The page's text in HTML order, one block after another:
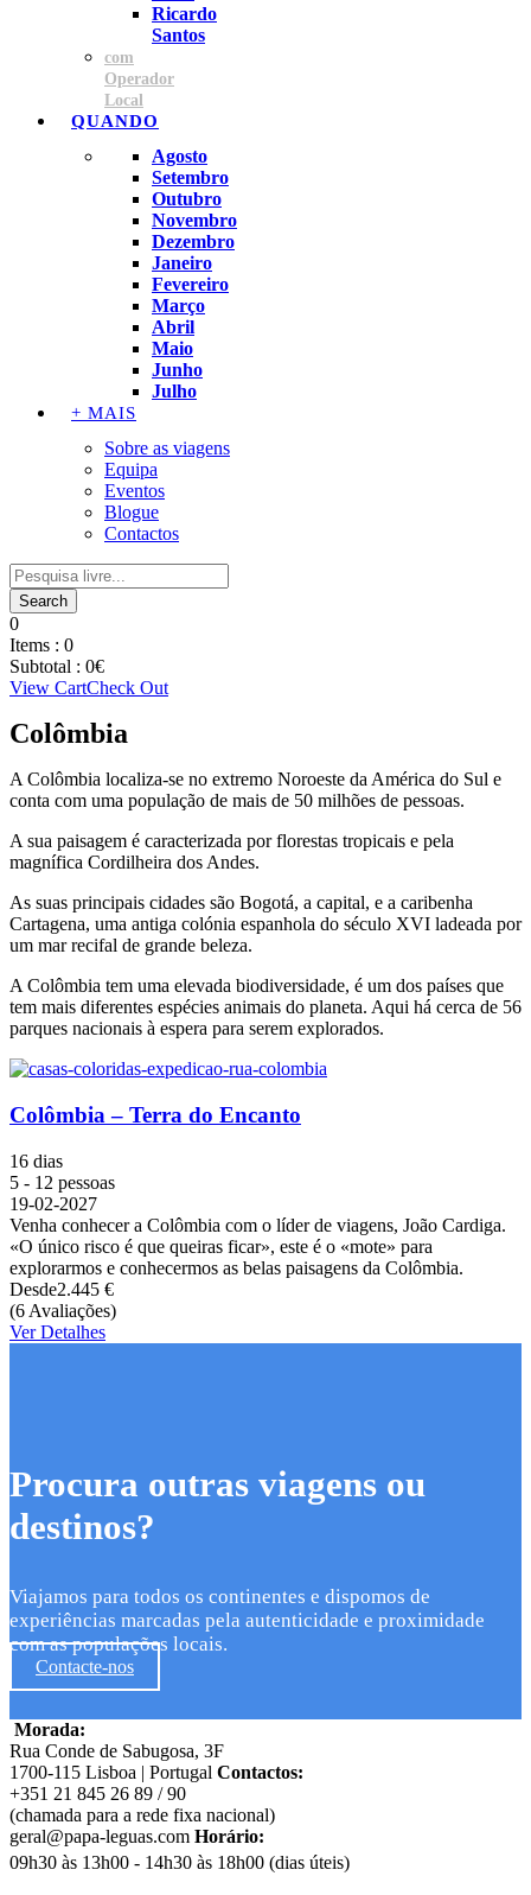
Ricardo
Santos
com
Operador
Local
QUANDO
Agosto
Setembro
Outubro
Novembro
Dezembro
Janeiro
Fevereiro
Março
Abril
Maio
Junho
Julho
+ MAIS
Sobre as viagens
Equipa
Eventos
Blogue
Contactos
0
Items : 0
Subtotal : 0€
View CartCheck Out
Colômbia
A Colômbia localiza-se no extremo Noroeste da América do Sul e
conta com uma população de mais de 50 milhões de pessoas.
A sua paisagem é caracterizada por florestas tropicais e pela
magnífica Cordilheira dos Andes.
As suas principais cidades são Bogotá, a capital, e a caribenha
Cartagena, uma antiga colónia espanhola do século XVI ladeada por
um mar recifal de grande beleza.
A Colômbia tem uma elevada biodiversidade, é um dos países que
tem mais diferentes espécies animais do planeta. Aqui há cerca de 56
parques nacionais à espera para serem explorados.
Colômbia – Terra do Encanto
16 dias
5 - 12 pessoas
19-02-2027
Venha conhecer a Colômbia com o líder de viagens, João Cardiga.
«O único risco é que queiras ficar», este é o «mote» para
explorarmos e conhecermos as belas paisagens da Colômbia.
Desde2.445 €
(6 Avaliações)
Ver Detalhes
Procura outras viagens ou
destinos?
Viajamos para todos os continentes e dispomos de
experiências marcadas pela autenticidade e proximidade
com as populações locais.
Contacte-nos
Morada:
Rua Conde de Sabugosa, 3F
1700-115 Lisboa | Portugal Contactos:
+351 21 845 26 89 / 90
(chamada para a rede fixa nacional)
geral@papa-leguas.com Horário:
09h30 às 13h00 - 14h30 às 18h00 (dias úteis)